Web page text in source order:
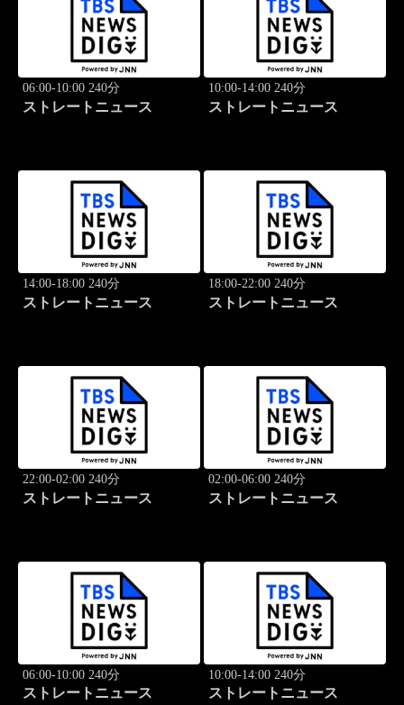
06:00-10:00 240分
ストレートニュース
10:00-14:00 240分
ストレートニュース
14:00-18:00 240分
ストレートニュース
18:00-22:00 240分
ストレートニュース
22:00-02:00 240分
ストレートニュース
02:00-06:00 240分
ストレートニュース
06:00-10:00 240分
ストレートニュース
10:00-14:00 240分
ストレートニュース